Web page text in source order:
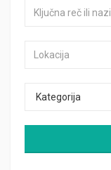
Kategorija